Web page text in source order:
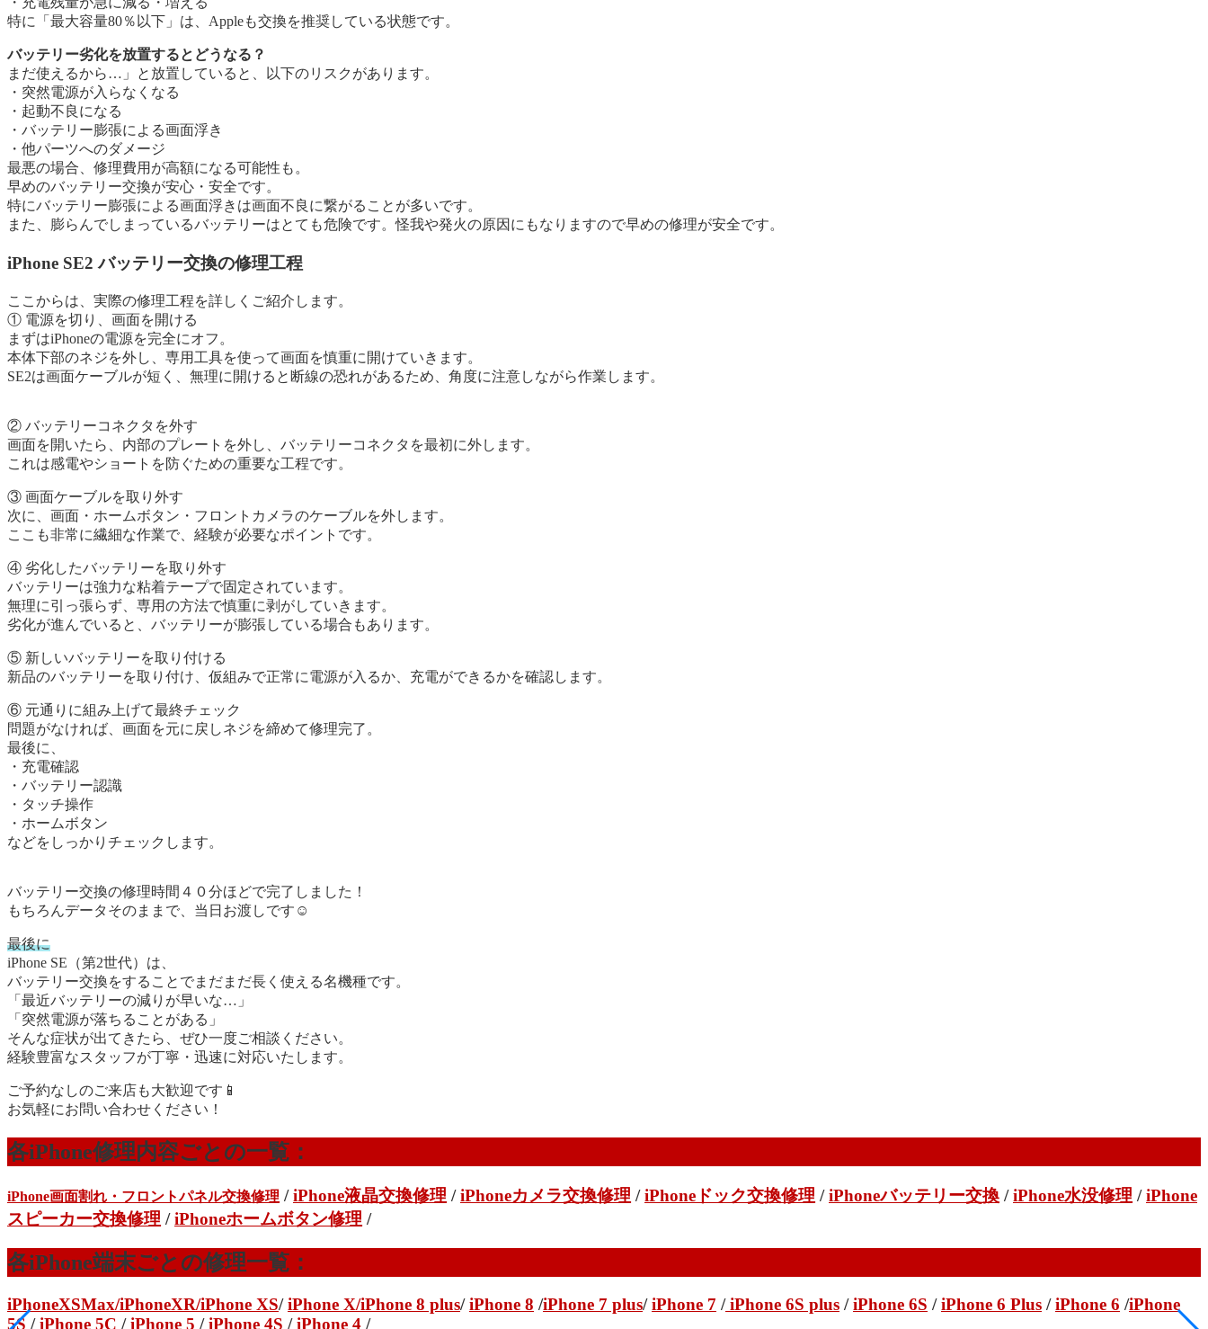
特に「最大容量80％以下」は、Appleも交換を推奨している状態です。
バッテリー劣化を放置するとどうなる？
まだ使えるから…」と放置していると、以下のリスクがあります。
・突然電源が入らなくなる
・起動不良になる
・バッテリー膨張による画面浮き
・他パーツへのダメージ
最悪の場合、修理費用が高額になる可能性も。
早めのバッテリー交換が安心・安全です。
特にバッテリー膨張による画面浮きは画面不良に繋がることが多いです。
また、膨らんでしまっているバッテリーはとても危険です。怪我や発火の原因にもなりますので早めの修理が安全です。
iPhone SE2 バッテリー交換の修理工程
ここからは、実際の修理工程を詳しくご紹介します。
① 電源を切り、画面を開ける
まずはiPhoneの電源を完全にオフ。
本体下部のネジを外し、専用工具を使って画面を慎重に開けていきます。
SE2は画面ケーブルが短く、無理に開けると断線の恐れがあるため、角度に注意しながら作業します。
② バッテリーコネクタを外す
画面を開いたら、内部のプレートを外し、バッテリーコネクタを最初に外します。
これは感電やショートを防ぐための重要な工程です。
③ 画面ケーブルを取り外す
次に、画面・ホームボタン・フロントカメラのケーブルを外します。
ここも非常に繊細な作業で、経験が必要なポイントです。
④ 劣化したバッテリーを取り外す
バッテリーは強力な粘着テープで固定されています。
無理に引っ張らず、専用の方法で慎重に剥がしていきます。
劣化が進んでいると、バッテリーが膨張している場合もあります。
⑤ 新しいバッテリーを取り付ける
新品のバッテリーを取り付け、仮組みで正常に電源が入るか、充電ができるかを確認します。
⑥ 元通りに組み上げて最終チェック
問題がなければ、画面を元に戻しネジを締めて修理完了。
最後に、
・充電確認
・バッテリー認識
・タッチ操作
・ホームボタン
などをしっかりチェックします。
バッテリー交換の修理時間４０分ほどで完了しました！
もちろんデータそのままで、当日お渡しです☺️
最後に
iPhone SE（第2世代）は、
バッテリー交換をすることでまだまだ長く使える名機種です。
「最近バッテリーの減りが早いな…」
「突然電源が落ちることがある」
そんな症状が出てきたら、ぜひ一度ご相談ください。
経験豊富なスタッフが丁寧・迅速に対応いたします。
ご予約なしのご来店も大歓迎です📱
お気軽にお問い合わせください！
各iPhone修理内容ごとの一覧：
iPhone画面割れ・フロントパネル交換修理 /iPhone液晶交換修理 /iPhoneカメラ交換修理 /iPhoneドック交換修理 /iPhoneバッテリー交換 /iPhone水没修理 /iPhone
スピーカー交換修理 /iPhoneホームボタン修理 /
各iPhone端末ごとの修理一覧：
iPhoneXSMax/iPhoneXR/iPhone XS/iPhone X/iPhone 8 plus/iPhone 8 /iPhone 7 plus/iPhone 7 /iPhone 6S plus /iPhone 6S /iPhone 6 Plus /iPhone 6 /iPhone
5S /iPhone 5C /iPhone 5 /iPhone 4S /iPhone 4 /